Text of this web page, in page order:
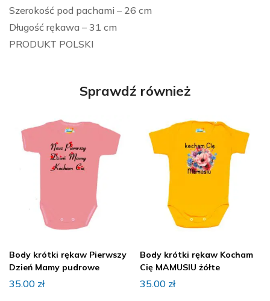
Szerokość pod pachami – 26 cm
Długość rękawa – 31 cm
PRODUKT POLSKI
Sprawdź również
Body krótki rękaw Pierwszy
Dzień Mamy pudrowe
35.00 zł
Body krótki rękaw Kocham
Cię MAMUSIU żółte
35.00 zł